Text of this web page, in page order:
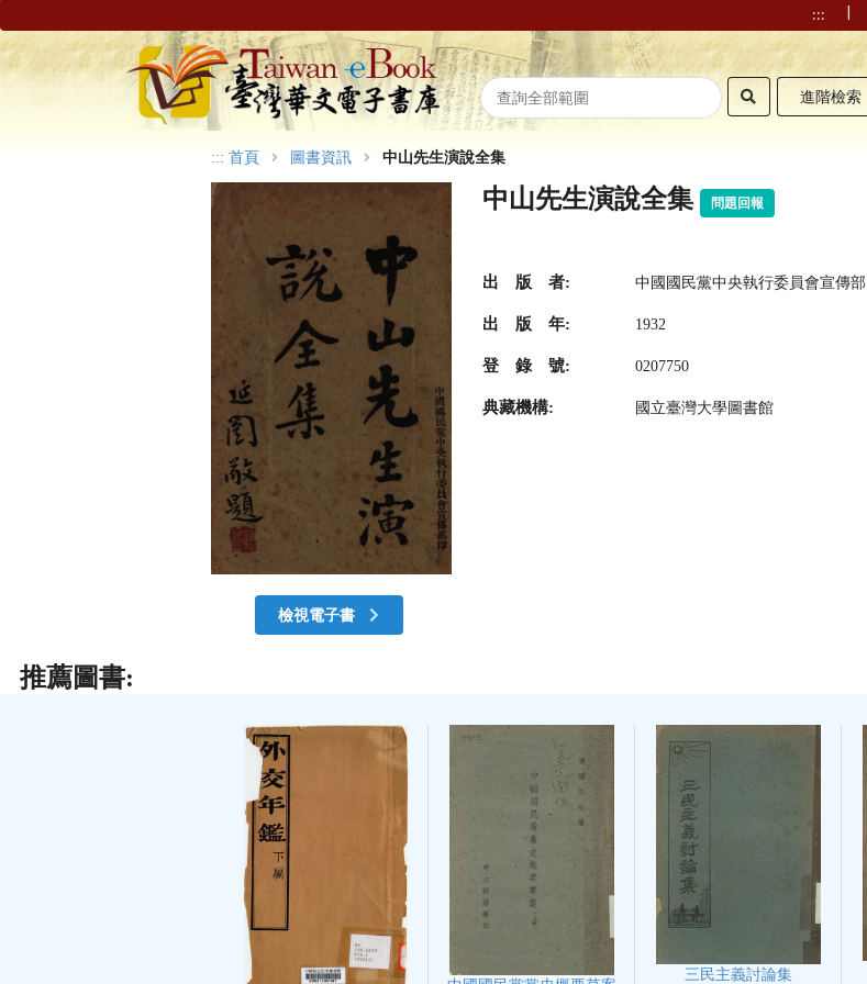
::: |
進階檢索
::: 首頁 圖書資訊 中山先生演說全集
檢視電子書
中山先生演說全集 問題回報
出 版 者: 中國國民黨中央執行委員會宣傳部
出 版 年: 1932
登 錄 號: 0207750
典藏機構: 國立臺灣大學圖書館
推薦圖書:
三民主義討論集